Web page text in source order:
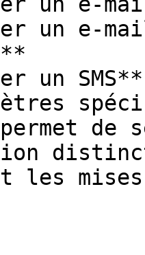
de
les